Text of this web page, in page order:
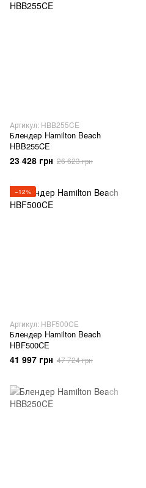
Артикул: HBB255CE
Блендер Hamilton Beach
HBB255CE
23 428 грн 26 623 грн
−12%
Артикул: HBF500CE
Блендер Hamilton Beach
HBF500CE
41 997 грн 47 724 грн